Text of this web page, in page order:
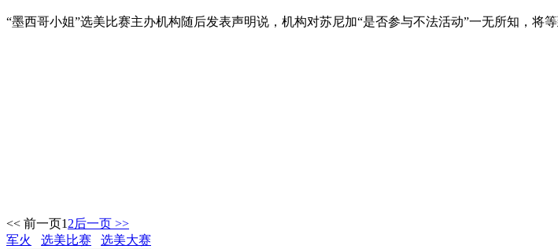
“墨西哥小姐”选美比赛主办机构随后发表声明说，机构对苏尼加“是否参与不法活动”一无所知，将
<< 前一页1 2后一页 >>
军火
选美比赛 选美大赛